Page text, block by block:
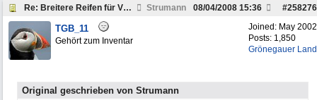
Re: Breitere Reifen für VW LT 45 4x4 Strumann #258276
08/04/2008 15:36
Joined: May 2002
Posts: 1,850
Grönegauer Land
TGB_11
Gehört zum Inventar
Original geschrieben von Strumann